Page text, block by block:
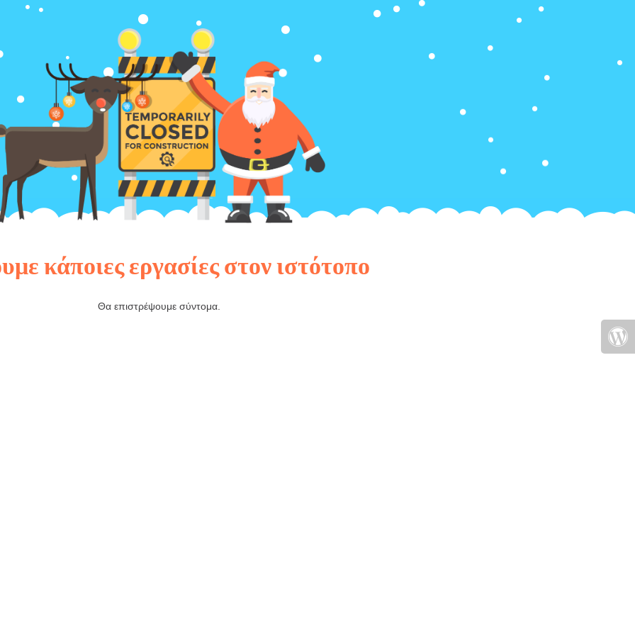
κάποιες εργασίες στον ιστότοπο
Θα επιστρέψουμε σύντομα.